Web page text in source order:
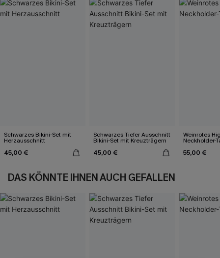
Schwarzes Bikini-Set mit
Herzausschnitt
45,00 €
Schwarzes Tiefer Ausschnitt
Bikini-Set mit Kreuzträgern
45,00 €
Weinrotes
Neckholder-
55,00 €
DAS KÖNNTE IHNEN AUCH GEFALLEN